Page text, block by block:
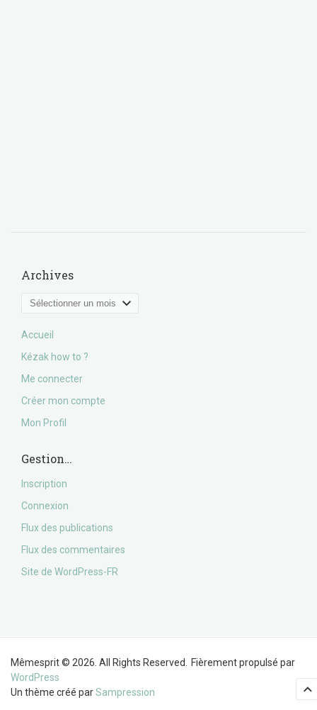
Archives
Archives
Accueil
Kézak how to ?
Me connecter
Créer mon compte
Mon Profil
Gestion…
Inscription
Connexion
Flux des publications
Flux des commentaires
Site de WordPress-FR
Mêmesprit © 2026. All Rights Reserved.
Fièrement propulsé par
WordPress
Un thème créé parSampression